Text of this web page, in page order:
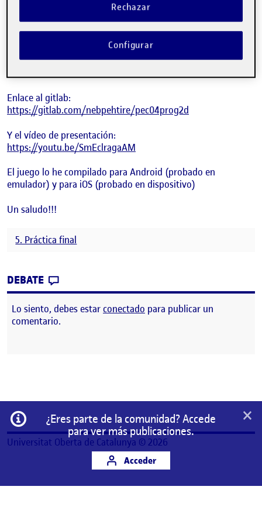
He desarrollado un juego de tipo TAP para móviles, en el
cual hay que ir explotando círculos (azul, verde, amarillo) y
cortar los rojos (bombas).
He incorporado los anuncios de GoogleAds para ir
Enlace al gitlab:
https://gitlab.com/nebpehtire/pec04prog2d
Y el vídeo de presentación:
https://youtu.be/SmEclragaAM
El juego lo he compilado para Android (probado en
emulador) y para iOS (probado en dispositivo)
Un saludo!!!
5. Práctica final
DEBATE
Lo siento, debes estarconectado para publicar un
comentario.
Información
¿Eres parte de la comunidad? Accede
para ver más publicaciones.
Acceder
×
Universitat Oberta de Catalunya © 2026
Rechazar
Configurar